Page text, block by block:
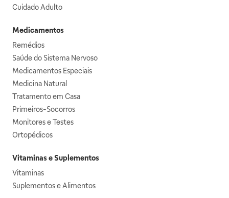
Cuidado Adulto
Medicamentos
Remédios
Saúde do Sistema Nervoso
Medicamentos Especiais
Medicina Natural
Tratamento em Casa
Primeiros-Socorros
Monitores e Testes
Ortopédicos
Vitaminas e Suplementos
Vitaminas
Suplementos e Alimentos